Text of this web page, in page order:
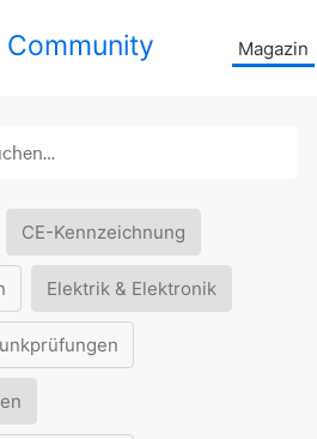
Community Magazin
CE-Kennzeichnung
Elektrik & Elektronik